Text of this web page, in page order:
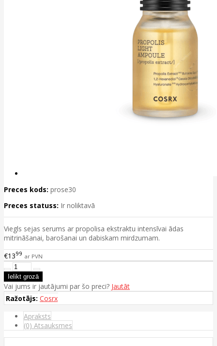
Preces kods: prose30
Preces statuss: Ir noliktavā
Viegls sejas serums ar propolisa ekstraktu intensīvai ādas
mitrināšanai, barošanai un dabiskam mirdzumam.
€1399 ar PVN
Vai jums ir jautājumi par šo preci? Jautāt
Ražotājs: Cosrx
Apraksts
(0) Atsauksmes